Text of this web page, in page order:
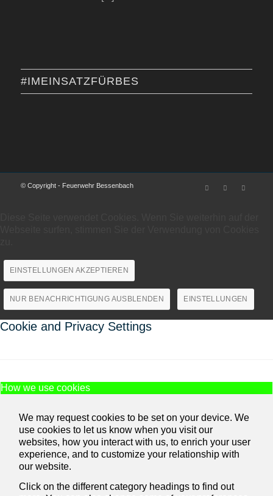
#IMEINSATZFÜRBES
© Copyright - Feuerwehr Bessenbach
EINSTELLUNGEN AKZEPTIEREN
NUR BENACHRICHTIGUNG AUSBLENDEN EINSTELLUNGEN
Cookie and Privacy Settings
How we use cookies
We may request cookies to be set on your device. We
use cookies to let us know when you visit our
websites, how you interact with us, to enrich your user
experience, and to customize your relationship with
our website.
Click on the different category headings to find out